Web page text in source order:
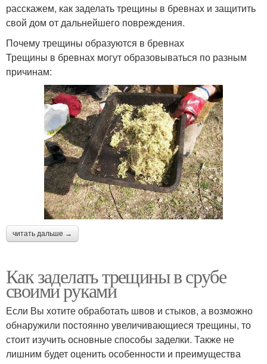
расскажем, как заделать трещины в бревнах и защитить
свой дом от дальнейшего повреждения.
Почему трещины образуются в бревнах
Трещины в бревнах могут образовываться по разным
причинам:
читать дальше →
Как заделать трещины в срубе
своими руками
Если Вы хотите обработать швов и стыков, а возможно
обнаружили постоянно увеличивающиеся трещины, то
стоит изучить основные способы заделки. Также не
лишним будет оценить особенности и преимущества